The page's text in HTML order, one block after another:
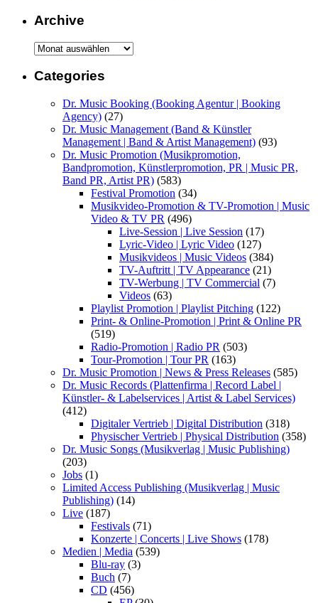
Archive
Archive
Categories
Dr. Music Booking (Booking Agentur | Booking
Agency) (27)
Dr. Music Management (Band & Künstler
Management | Band & Artist Management) (93)
Dr. Music Promotion (Musikpromotion,
Bandpromotion, Künstlerpromotion, PR | Music PR,
Band PR, Artist PR) (583)
Festival Promotion (34)
Musikvideo-Promotion & TV-Promotion | Music
Video & TV PR (496)
Live-Session | Live Session (17)
Lyric-Video | Lyric Video (127)
Musikvideos | Music Videos (384)
TV-Auftritt | TV Appearance (21)
TV-Werbung | TV Commercial (7)
Videos (63)
Playlist Promotion | Playlist Pitching (122)
Print- & Online-Promotion | Print & Online PR
(519)
Radio-Promotion | Radio PR (503)
Tour-Promotion | Tour PR (163)
Dr. Music Promotion | News & Press Releases (585)
Dr. Music Records (Plattenfirma | Record Label |
Künstler- & Labelservices | Artist & Label Services)
(412)
Digitaler Vertrieb | Digital Distribution (318)
Physischer Vertrieb | Physical Distribution (358)
Dr. Music Songs (Musikverlag | Music Publishing)
(203)
Jobs (1)
Limited Access Publishing (Musikverlag | Music
Publishing) (14)
Live (187)
Festivals (71)
Konzerte | Concerts | Live Shows (178)
Medien | Media (539)
Blu-ray (3)
Buch (7)
CD (456)